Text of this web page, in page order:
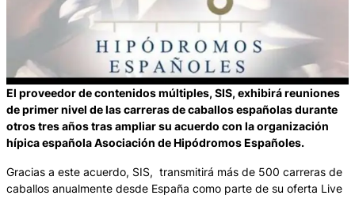
El proveedor de contenidos múltiples, SIS, exhibirá reuniones
de primer nivel de las carreras de caballos españolas durante
otros tres años tras ampliar su acuerdo con la organización
hípica española Asociación de Hipódromos Españoles.
Gracias a este acuerdo, SIS, transmitirá más de 500 carreras de
caballos anualmente desde España como parte de su oferta Live